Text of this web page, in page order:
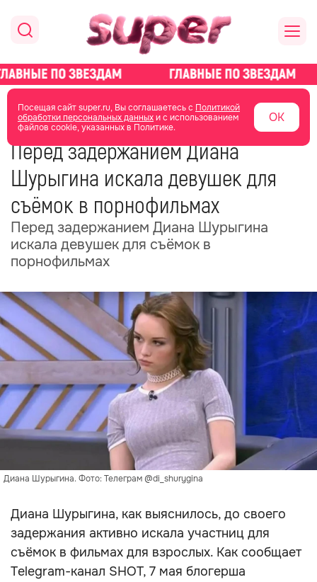
Посещая сайт super.ru, Вы соглашаетесь с Политикой
обработки персональных данныхи с использованием
файлов cookie, указанных в Политике.
ОК
главная новости о звездах новости
26 июня 06:03
Перед задержанием Диана
Шурыгина искала девушек для
съёмок в порнофильмах
Перед задержанием Диана Шурыгина
искала девушек для съёмок в
порнофильмах
Диана Шурыгина. Фото: Телеграм @di_shurygina
Диана Шурыгина, как выяснилось, до своего
задержания активно искала участниц для
съёмок в фильмах для взрослых. Как сообщает
Telegram-канал SHOT, 7 мая блогерша